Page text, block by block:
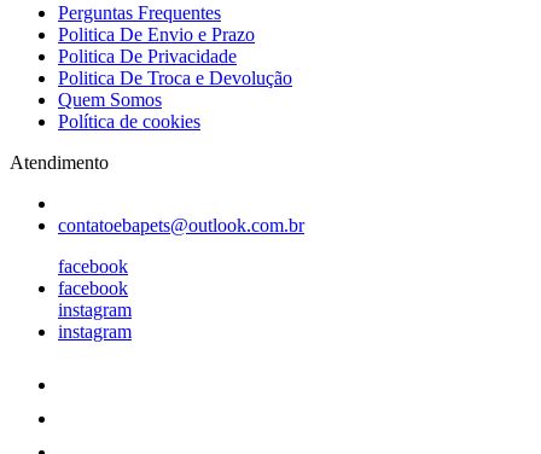
Perguntas Frequentes
Politica De Envio e Prazo
Politica De Privacidade
Politica De Troca e Devolução
Quem Somos
Política de cookies
Atendimento
contatoebapets@outlook.com.br
facebook
facebook
instagram
instagram